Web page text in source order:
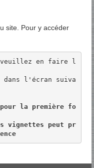
site. Pour y accéder
veuillez en faire l
l'écran suiva
pour la première fo
vignettes peut pr